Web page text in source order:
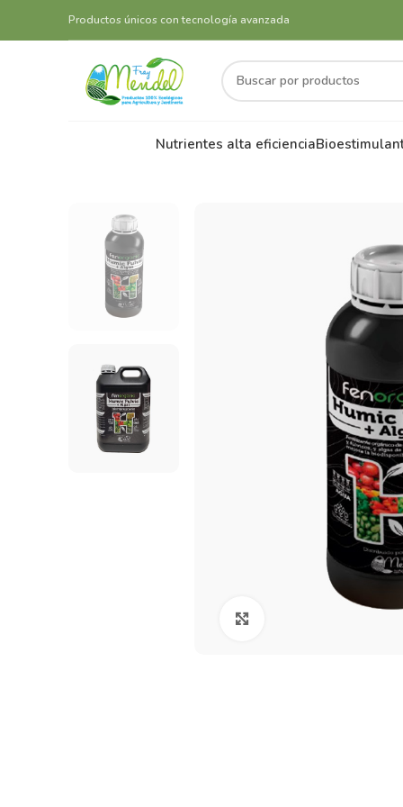
Productos únicos con tecnología avanzada
Nutrientes alta eficiencia